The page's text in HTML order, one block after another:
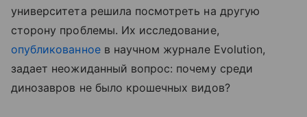
университета решила посмотреть на другую
сторону проблемы. Их исследование,
опубликованноев научном журнале Evolution,
задает неожиданный вопрос: почему среди
динозавров не было крошечных видов?